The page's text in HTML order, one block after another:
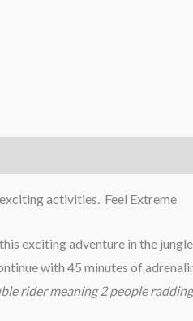
activities. Feel Extreme
exciting adventure in the
with 45 minutes of
rider meaning 2 people